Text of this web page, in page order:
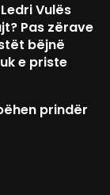
Vulës
Pas zërave
bëjnë
e priste
prindër